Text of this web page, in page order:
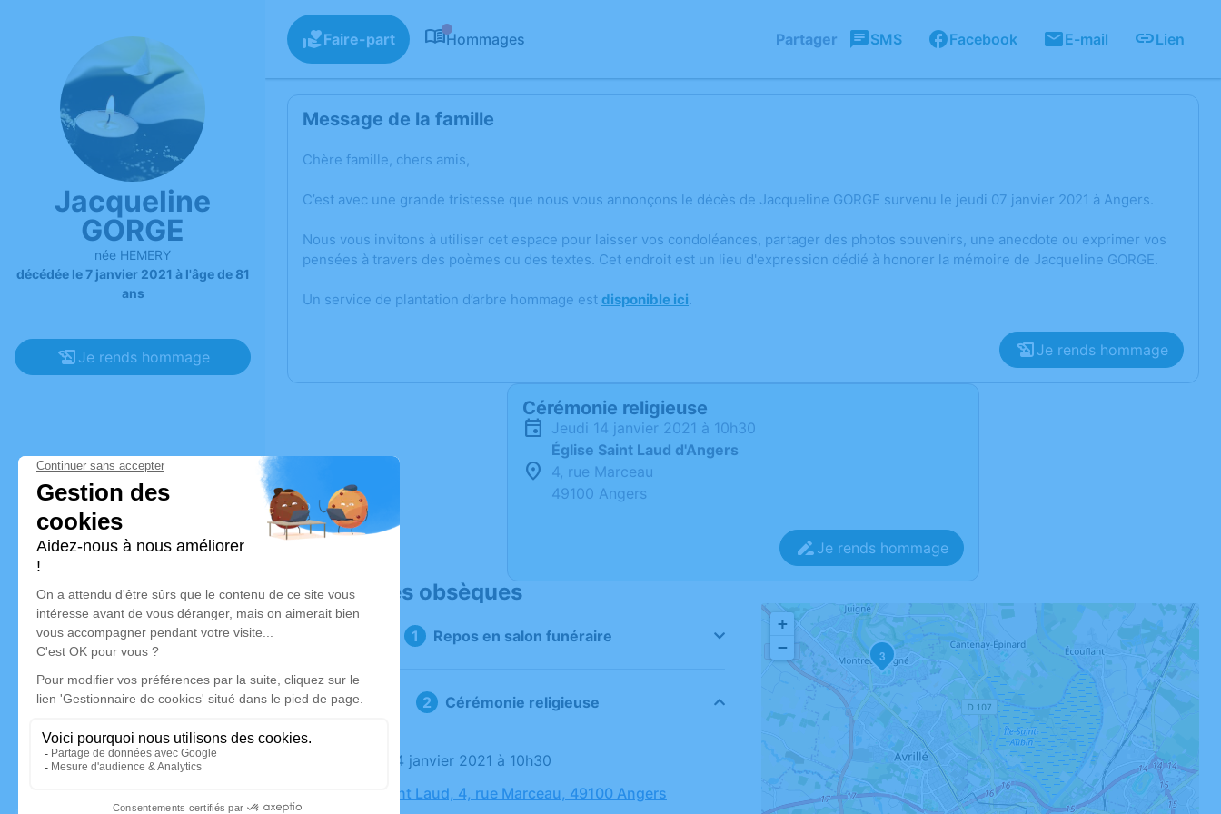
Jacqueline
GORGE
née HEMERY
décédée le 7 janvier 2021 à l'âge de 81
ans
Je rends hommage
Faire-part Hommages Partager SMS Facebook E-mail Lien
Message de la famille
Chère famille, chers amis,
C’est avec une grande tristesse que nous vous annonçons le décès de Jacqueline GORGE survenu le jeudi 07 janvier 2021 à Angers.
Nous vous invitons à utiliser cet espace pour laisser vos condoléances, partager des photos souvenirs, une anecdote ou exprimer vos
pensées à travers des poèmes ou des textes. Cet endroit est un lieu d'expression dédié à honorer la mémoire de Jacqueline GORGE.
Un service de plantation d’arbre hommage est disponible ici.
Je rends hommage
Cérémonie religieuse
jeudi 14 janvier 2021 à 10h30
Église Saint Laud d'Angers
4, rue Marceau
49100 Angers
Je rends hommage
Déroulé des obsèques
Repos en salon funéraire
Cérémonie religieuse
Le jeudi 14 janvier 2021 à 10h30
Église Saint Laud, 4, rue Marceau, 49100 Angers
3
+
−